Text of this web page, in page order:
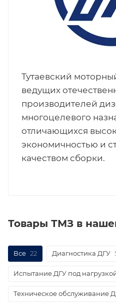
Тутаевский
ведущих
производителей
многоцелевого
отличающихся
экономичностью и
качеством сборки.
Товары ТМЗ в
Все 22 Диагностика ДГУ
Испытание ДГУ под
Техническое обслуживание